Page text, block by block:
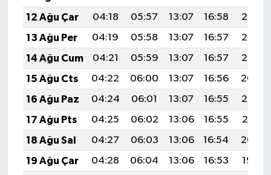
12 Ağu Çar
04:18 05:57 13:07 16:58
20:08
13 Ağu Per
04:19 05:58 13:07 16:57
20:07
14 Ağu Cum
04:21 05:59 13:07 16:57
20:06
15 Ağu Cts
04:22 06:00 13:07 16:56
20:04
16 Ağu Paz
04:24 06:01 13:07 16:55
20:03
17 Ağu Pts
04:25 06:02 13:06 16:55
20:01
18 Ağu Sal
04:27 06:03 13:06 16:54
20:00
19 Ağu Çar
04:28 06:04 13:06 16:53
19:59